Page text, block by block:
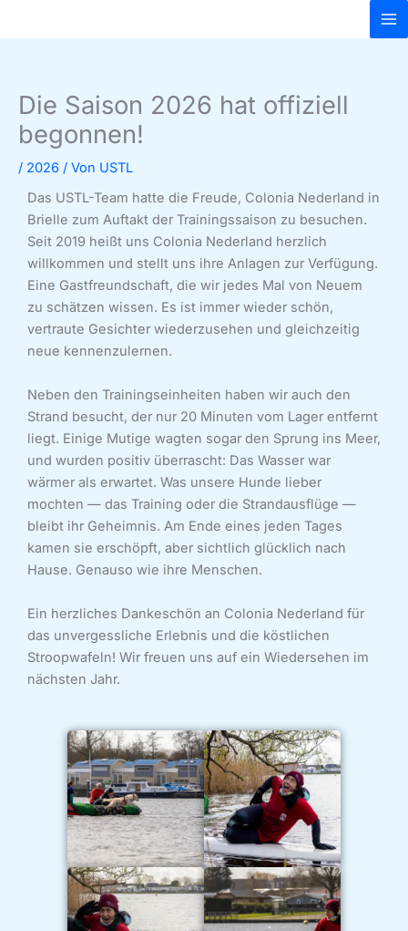
Die Saison 2026 hat offiziell
begonnen!
/ 2026 / Von USTL
Das USTL-Team hatte die Freude, Colonia Nederland in
Brielle zum Auftakt der Trainingssaison zu besuchen.
Seit 2019 heißt uns Colonia Nederland herzlich
willkommen und stellt uns ihre Anlagen zur Verfügung.
Eine Gastfreundschaft, die wir jedes Mal von Neuem
zu schätzen wissen. Es ist immer wieder schön,
vertraute Gesichter wiederzusehen und gleichzeitig
neue kennenzulernen.
Neben den Trainingseinheiten haben wir auch den
Strand besucht, der nur 20 Minuten vom Lager entfernt
liegt. Einige Mutige wagten sogar den Sprung ins Meer,
und wurden positiv überrascht: Das Wasser war
wärmer als erwartet. Was unsere Hunde lieber
mochten — das Training oder die Strandausflüge —
bleibt ihr Geheimnis. Am Ende eines jeden Tages
kamen sie erschöpft, aber sichtlich glücklich nach
Hause. Genauso wie ihre Menschen.
Ein herzliches Dankeschön an Colonia Nederland für
das unvergessliche Erlebnis und die köstlichen
Stroopwafeln! Wir freuen uns auf ein Wiedersehen im
nächsten Jahr.